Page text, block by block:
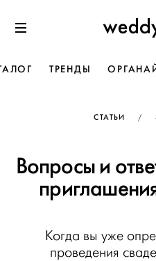
к содержанию
ТРЕНДЫ
СТАТЬИ /
Вопросы и
Когда вы уже
проведения